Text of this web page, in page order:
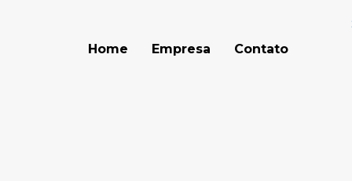
Home Empresa Contato